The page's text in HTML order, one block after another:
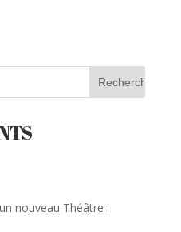
nouveau Théâtre :